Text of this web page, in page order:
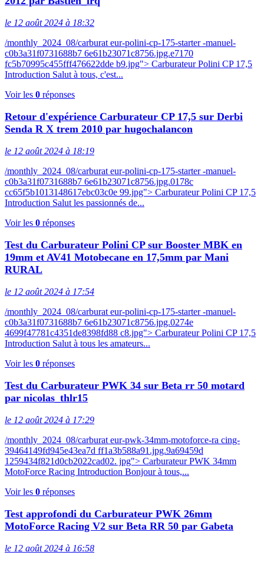
le 12 août 2024 à 18:32
/monthly_2024_08/carburat eur-polini-cp-175-starter -manuel-
c0b3a31f0731688b7 6e61b23071c8756.jpg.e7170
fc5b70995c455fff476622dde b9.jpg"> Carburateur Polini CP 17,5
Introduction Salut à tous, c'est...
Voir les 0 réponses
Retour d'expérience Carburateur CP 17,5 sur Derbi
Senda R X trem 2010 par hugochalancon
le 12 août 2024 à 18:19
/monthly_2024_08/carburat eur-polini-cp-175-starter -manuel-
c0b3a31f0731688b7 6e61b23071c8756.jpg.0178c
cc65f5b1013148617ebc03c0e 99.jpg"> Carburateur Polini CP 17,5
Introduction Salut les passionnés de...
Voir les 0 réponses
Test du Carburateur Polini CP sur Booster MBK en
19mm et AV41 Motobecane en 17,5mm par Mani
RURAL
le 12 août 2024 à 17:54
/monthly_2024_08/carburat eur-polini-cp-175-starter -manuel-
c0b3a31f0731688b7 6e61b23071c8756.jpg.0274e
4699f47781c4351de8398fd88 c8.jpg"> Carburateur Polini CP 17,5
Introduction Salut à tous les amateurs...
Voir les 0 réponses
Test du Carburateur PWK 34 sur Beta rr 50 motard
par nicolas_thlr15
le 12 août 2024 à 17:29
/monthly_2024_08/carburat eur-pwk-34mm-motoforce-ra cing-
39464149fd945e43ea7d ff1a3b588a91.jpg.9a69459d
1259434f821d0cb2022cad02. jpg"> Carburateur PWK 34mm
MotoForce Racing Introduction Bonjour à tous,...
Voir les 0 réponses
Test approfondi du Carburateur PWK 26mm
MotoForce Racing V2 sur Beta RR 50 par Gabeta
le 12 août 2024 à 16:58